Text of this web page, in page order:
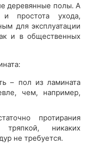
деревянные полы. А
и простота ухода,
для эксплуатации
и в общественных
– пол из ламината
чем, например,
протирания
никаких
не требуется.